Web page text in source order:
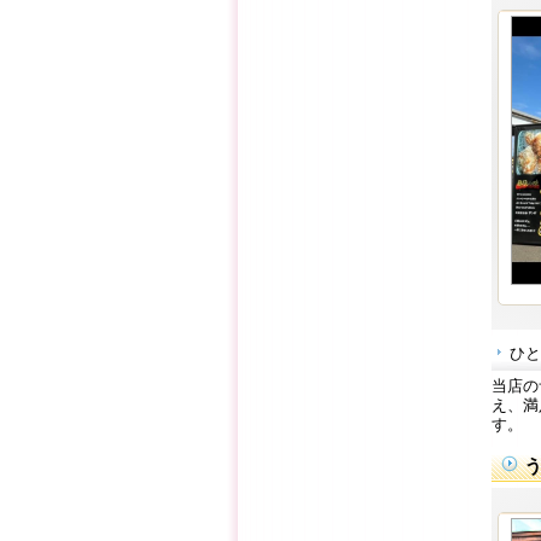
ひ
当店
え、
す。